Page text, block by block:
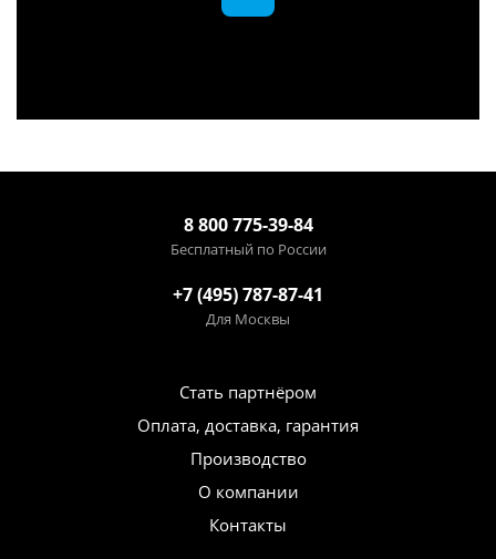
8 800 775-39-84
Бесплатный по России
+7 (495) 787-87-41
Для Москвы
Стать партнёром
Оплата, доставка, гарантия
Производство
О компании
Контакты